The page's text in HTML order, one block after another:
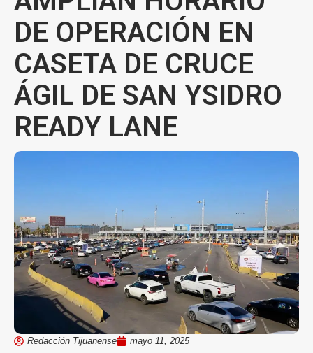
DE OPERACIÓN EN
CASETA DE CRUCE
ÁGIL DE SAN YSIDRO
READY LANE
Redacción Tijuanense mayo 11, 2025